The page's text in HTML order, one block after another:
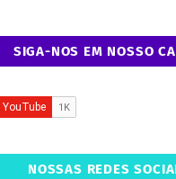
SIGA-NOS EM NOSSO
NOSSAS REDES